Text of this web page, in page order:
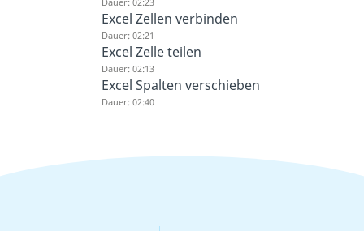
Excel Zellen verbinden
Dauer: 02:21
Excel Zelle teilen
Dauer: 02:13
Excel Spalten verschieben
Dauer: 02:40